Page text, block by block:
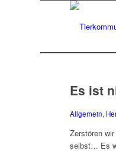
Es ist
Allgemein,
Zerstören
selbst… Es